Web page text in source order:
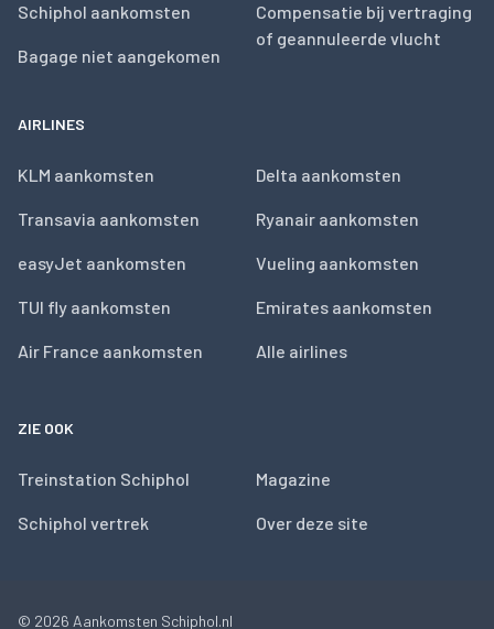
Schiphol aankomsten
Bagage niet aangekomen
Compensatie bij vertraging
of geannuleerde vlucht
AIRLINES
KLM aankomsten
Transavia aankomsten
easyJet aankomsten
TUI fly aankomsten
Air France aankomsten
Delta aankomsten
Ryanair aankomsten
Vueling aankomsten
Emirates aankomsten
Alle airlines
ZIE OOK
Treinstation Schiphol
Schiphol vertrek
Magazine
Over deze site
© 2026 Aankomsten Schiphol.nl